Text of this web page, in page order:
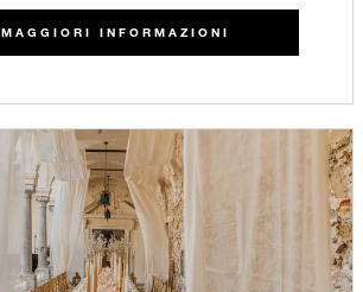
MAGGIORI INFORMAZIONI